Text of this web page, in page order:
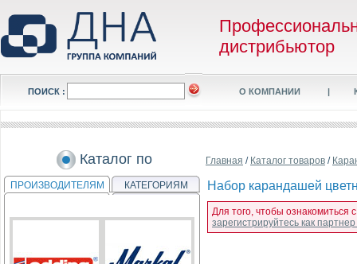
дистрибьютор
ПОИСК : О КОМПАНИИ |
Каталог по
ПРОИЗВОДИТЕЛЯМ КАТЕГОРИЯМ
Главная / Каталог товаров /
Набор карандашей
Для того, чтобы
зарегистрируйтесь как